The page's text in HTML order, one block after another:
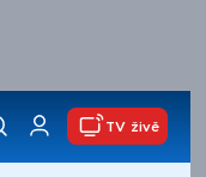
TV živě